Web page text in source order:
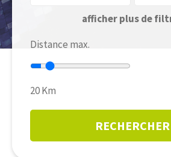
afficher plus de
Distance max.
20Km